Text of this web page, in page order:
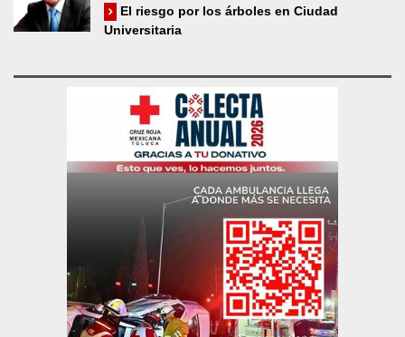
El riesgo por los árboles en Ciudad
Universitaria